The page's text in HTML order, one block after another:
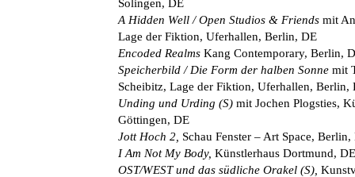
Solingen, DE
A Hidden Well / Open Studios & Friends mit
Lage der Fiktion, Uferhallen, Berlin, DE
Encoded Realms Kang Contemporary, Berlin,
Speicherbild / Die Form der halben Sonne mit
Scheibitz, Lage der Fiktion, Uferhallen, Berlin,
Unding und Urding (S) mit Jochen Plogsties,
Göttingen, DE
Jott Hoch 2, Schau Fenster – Art Space, Berlin,
I Am Not My Body, Künstlerhaus Dortmund, DE
OST/WEST und das südliche Orakel (S),